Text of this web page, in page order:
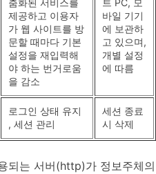
춤화된 서비스를
제공하고 이용자
가 웹 사이트를 방
문할 때마다 기본
설정을 재입력해
야 하는 번거로움
을 감소
트 PC, 모
바일 기기
에 보관하
고 있으며,
개별 설정
에 따름
로그인 상태 유지
, 세션 관리
세션 종료
시 삭제
는 서버(http)가 정보주체의